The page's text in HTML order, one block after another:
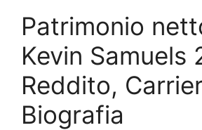
Patrimonio
Kevin Samuels
Reddito,
Biografia